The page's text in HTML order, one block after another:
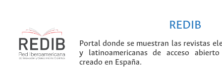
REDIB
Portal donde se muestran las revistas
y latinoamericanas de acceso
creado en España.